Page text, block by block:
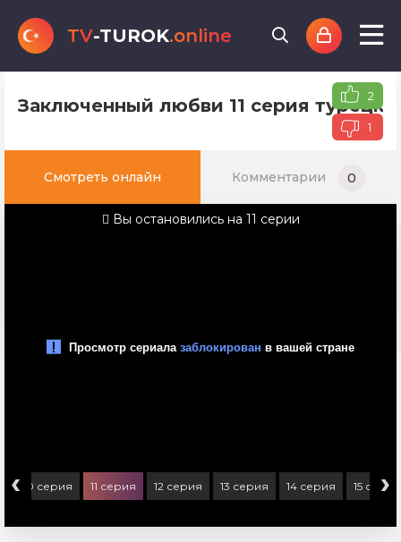
TV-TUROK.online
Заключенный любви 11 серия 2
1
Смотреть онлайн Комментарии 0
Вы остановились на 11 серии
‹ 10 серия 11 серия 12 серия 13 серия 14 серия 15 серия
›